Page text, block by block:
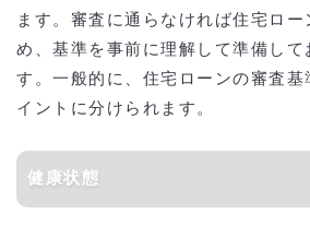
ます。審査に通らなければ住宅ロー
め、基準を事前に理解して準備して
す。一般的に、住宅ローンの審査基
イントに分けられます。
健康状態